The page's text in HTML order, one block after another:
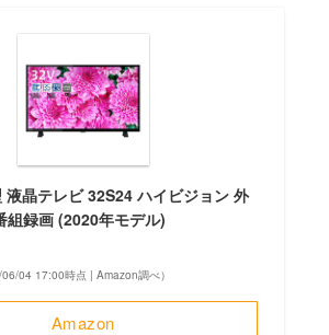
液晶テレビ 32S24 ハイビジョン 外
組録画 (2020年モデル)
06/04 17:00時点 | Amazon調べ）
Amazon